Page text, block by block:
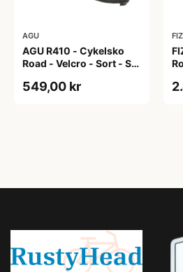
AGU
AGU R410 - Cykelsko
Road - Velcro - Sort - Str.
549,00 kr